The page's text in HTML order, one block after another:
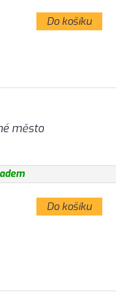
Do košíku
město
Do košíku